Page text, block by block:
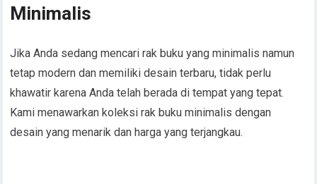
Minimalis
Jika Anda sedang mencari rak buku yang minimalis namun
tetap modern dan memiliki desain terbaru, tidak perlu
khawatir karena Anda telah berada di tempat yang tepat.
Kami menawarkan koleksi rak buku minimalis dengan
desain yang menarik dan harga yang terjangkau.